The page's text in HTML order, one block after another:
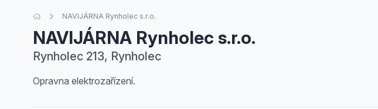
Úvodní stránka
NAVIJÁRNA Rynholec s.r.o.
NAVIJÁRNA Rynholec s.r.o.
Rynholec 213, Rynholec
Opravna elektrozařízení.